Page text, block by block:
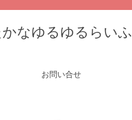
なゆるゆるらいふ
お問い合せ